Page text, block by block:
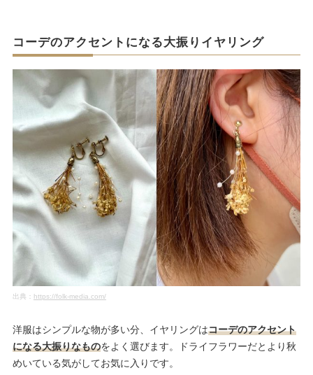
コーデのアクセントになる大振りイヤリング
出典： https://folk-media.com/
洋服はシンプルな物が多い分、イヤリングはコーデのアクセント
になる大振りなものをよく選びます。ドライフラワーだとより秋
めいている気がしてお気に入りです。